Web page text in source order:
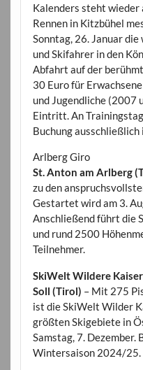
Kalenders steht wieder
Rennen in Kitzbühel
Sonntag, 26. Januar
und Skifahrer in den
Abfahrt auf der
30 Euro für
und Jugendliche (2007
Eintritt. An
Buchung ausschließlich
Arlberg Giro
St. Anton am Arlberg
zu den
Gestartet wird am 3.
Anschließend führt die
und rund 2500
Teilnehmer.
SkiWelt Wildere
Soll (Tirol) – Mit 275
ist die SkiWelt Wilder
größten Skigebiete in
Samstag, 7. Dezember.
Wintersaison 2024/25.